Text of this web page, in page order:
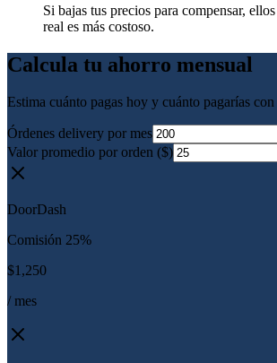
Si bajas tus precios para compensar,
real es más costoso.
Calcula tu ahorro mensual
Estima cuánto pagas hoy y cuánto pagarías
Órdenes delivery por mes
Valor promedio por orden ($)
DoorDash
Comisión 25%
$1,250
/ mes